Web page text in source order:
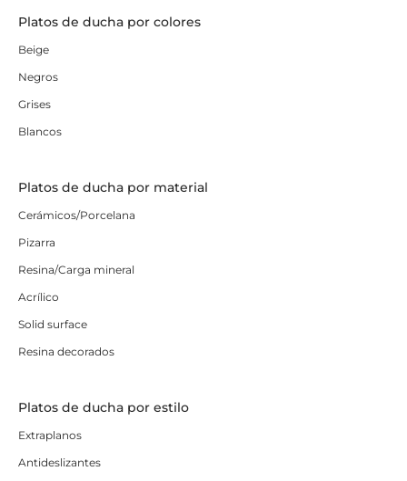
Platos de ducha por colores
Beige
Negros
Grises
Blancos
Platos de ducha por material
Cerámicos/Porcelana
Pizarra
Resina/Carga mineral
Acrílico
Solid surface
Resina decorados
Platos de ducha por estilo
Extraplanos
Antideslizantes